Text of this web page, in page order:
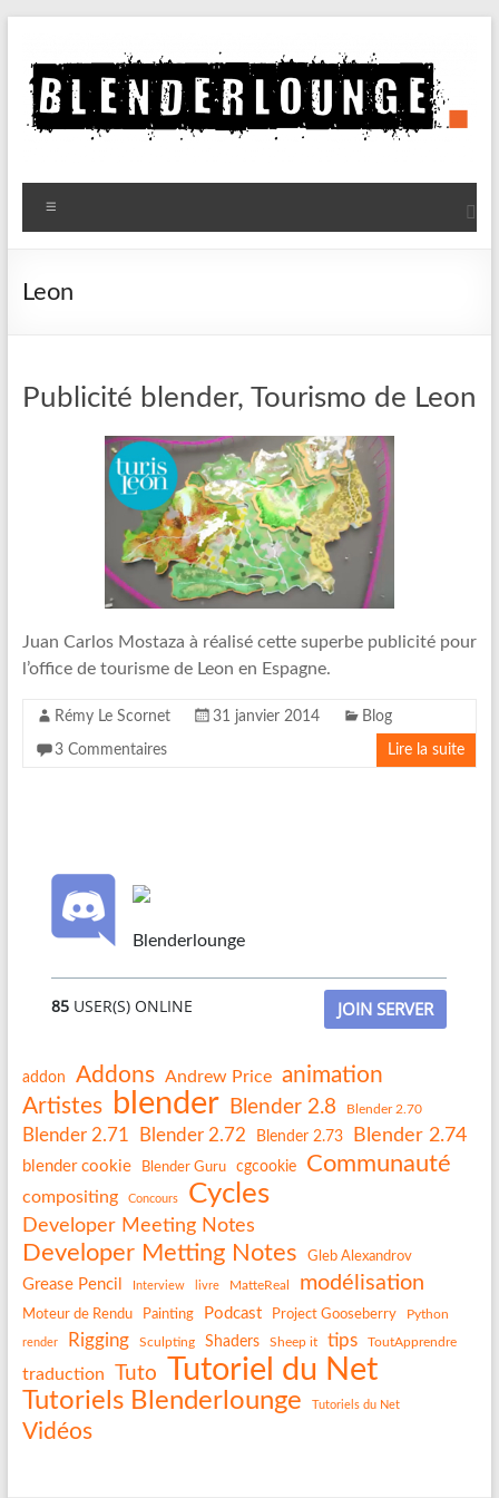
contenu
Blenderlounge
Le
de
Leon
Publicité blender, Tourismo de Leon
Juan Carlos Mostaza à réalisé cette superbe publicité pour
l’office de tourisme de Leon en Espagne.
Rémy Le Scornet 31 janvier 2014 Blog
3 Commentaires Lire la suite
Blenderlounge
85 USER(S) ONLINE JOIN SERVER
addon Addons Andrew Price animation
Artistes
blender Blender 2.8 Blender 2.70
Blender 2.71 Blender 2.72 Blender 2.73 Blender 2.74
blender cookie Blender Guru cgcookie Communauté
compositing Concours Cycles
Developer Meeting Notes
Developer Metting Notes Gleb Alexandrov
Grease Pencil Interview livre MatteReal modélisation
Moteur de Rendu Painting Podcast Project Gooseberry Python
render Rigging Sculpting Shaders Sheep it tips ToutApprendre
traduction Tuto Tutoriel du Net
Tutoriels Blenderlounge Tutoriels du Net
Vidéos